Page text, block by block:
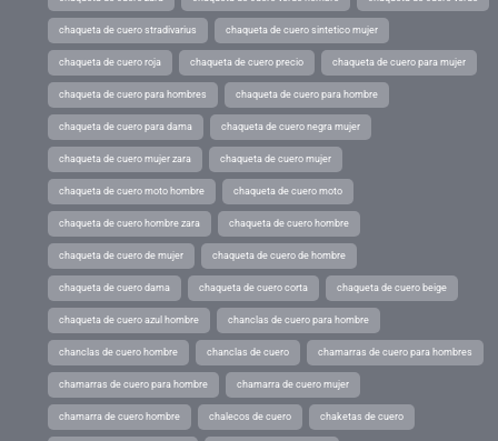
chaqueta de cuero stradivarius chaqueta de cuero sintetico mujer
chaqueta de cuero roja chaqueta de cuero precio chaqueta de cuero para mujer
chaqueta de cuero para hombres chaqueta de cuero para hombre
chaqueta de cuero para dama chaqueta de cuero negra mujer
chaqueta de cuero mujer zara chaqueta de cuero mujer
chaqueta de cuero moto hombre chaqueta de cuero moto
chaqueta de cuero hombre zara chaqueta de cuero hombre
chaqueta de cuero de mujer chaqueta de cuero de hombre
chaqueta de cuero dama chaqueta de cuero corta chaqueta de cuero beige
chaqueta de cuero azul hombre chanclas de cuero para hombre
chanclas de cuero hombre chanclas de cuero chamarras de cuero para hombres
chamarras de cuero para hombre chamarra de cuero mujer
chamarra de cuero hombre chalecos de cuero chaketas de cuero